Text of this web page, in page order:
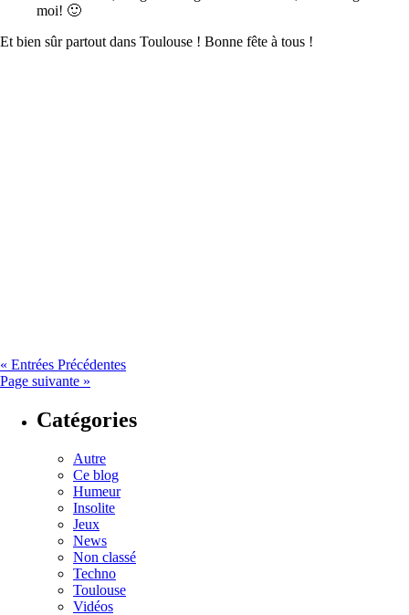
moi! 🙂
Et bien sûr partout dans Toulouse ! Bonne fête à tous !
« Entrées Précédentes
Page suivante »
Catégories
Autre
Ce blog
Humeur
Insolite
Jeux
News
Non classé
Techno
Toulouse
Vidéos